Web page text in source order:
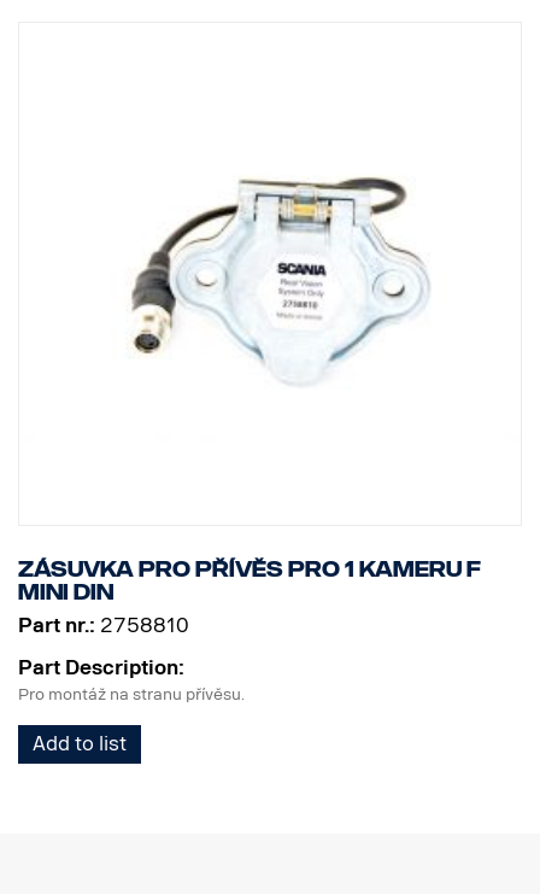
Zásuvka pro přívěs pro 1 kameru F
MINI DIN
Part nr.: 2758810
Part Description:
Pro montáž na stranu přívěsu.
Add to list